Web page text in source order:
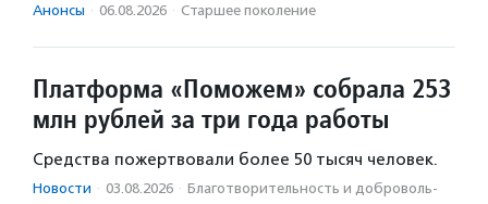
Анонсы · 06.08.2026 · Старшее поколение
Платформа «Поможем» собрала 253
млн рублей за три года работы
Средства пожертвовали более 50 тысяч человек.
Новости · 03.08.2026 · Благотвори­тель­ность и доброволь­